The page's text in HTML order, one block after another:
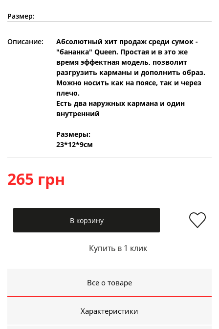
Размер:
Описание:
Абсолютный хит продаж среди сумок -
"бананка" Queen. Простая и в это же
время эффектная модель, позволит
разгрузить карманы и дополнить образ.
Можно носить как на поясе, так и через
плечо.
Есть два наружных кармана и один
внутренний
Размеры:
23*12*9см
265 грн
В корзину
Купить в 1 клик
Все о товаре
Характеристики